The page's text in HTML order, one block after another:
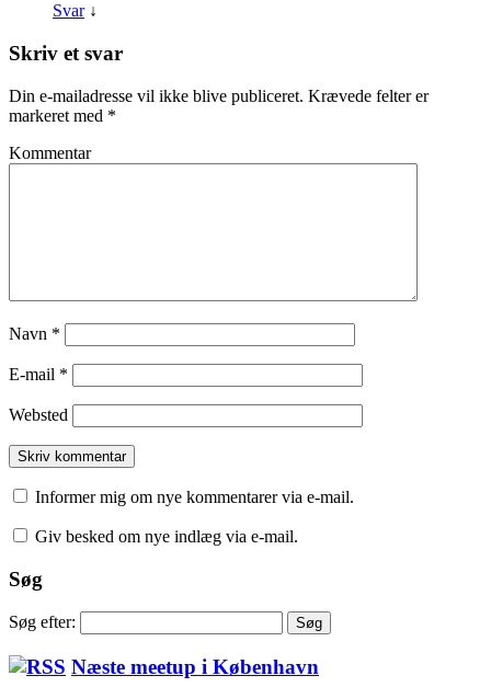
Svar ↓
Skriv et svar
Din e-mailadresse vil ikke blive publiceret. Krævede felter er
markeret med *
Kommentar
Navn *
E-mail *
Websted
Informer mig om nye kommentarer via e-mail.
Giv besked om nye indlæg via e-mail.
Søg
Søg efter:
Næste meetup i København